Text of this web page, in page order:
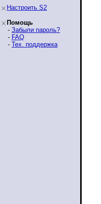
Настроить S2
Помощь
- Забыли пароль?
- FAQ
- Тех. поддержка